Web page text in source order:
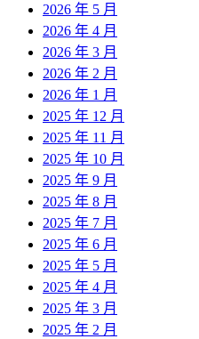
2026 年 5 月
2026 年 4 月
2026 年 3 月
2026 年 2 月
2026 年 1 月
2025 年 12 月
2025 年 11 月
2025 年 10 月
2025 年 9 月
2025 年 8 月
2025 年 7 月
2025 年 6 月
2025 年 5 月
2025 年 4 月
2025 年 3 月
2025 年 2 月